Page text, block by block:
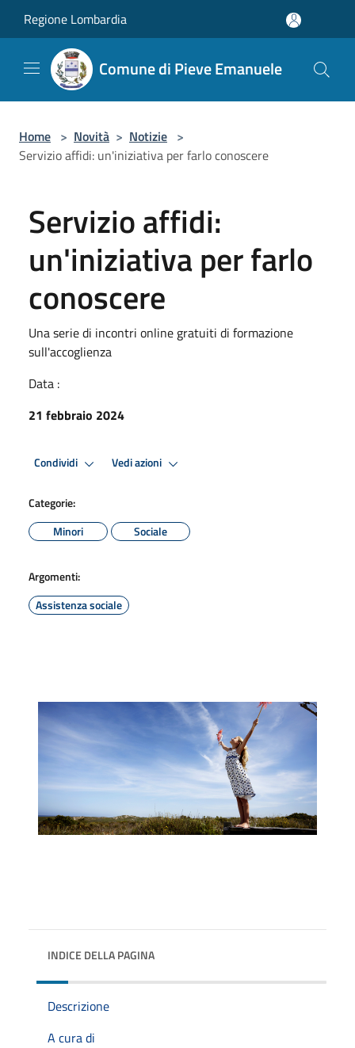
Regione Lombardia
Comune di Pieve Emanuele
Home > Novità > Notizie >
Servizio affidi: un'iniziativa per farlo conoscere
Servizio affidi:
un'iniziativa per farlo
conoscere
Una serie di incontri online gratuiti di formazione
sull'accoglienza
Data :
21 febbraio 2024
Condividi Vedi azioni
Categorie:
Minori
Sociale
Argomenti:
Assistenza sociale
INDICE DELLA PAGINA
Descrizione
A cura di